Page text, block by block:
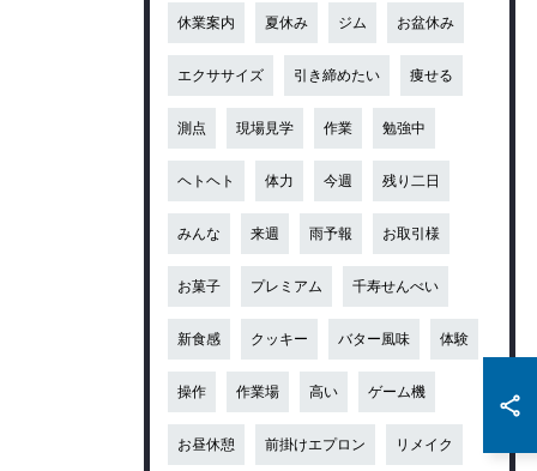
休業案内 夏休み ジム お盆休み
エクササイズ 引き締めたい 痩せる
測点 現場見学 作業 勉強中
ヘトヘト 体力 今週 残り二日
みんな 来週 雨予報 お取引様
お菓子 プレミアム 千寿せんべい
新食感 クッキー バター風味 体験
操作 作業場 高い ゲーム機
お昼休憩 前掛けエプロン リメイク